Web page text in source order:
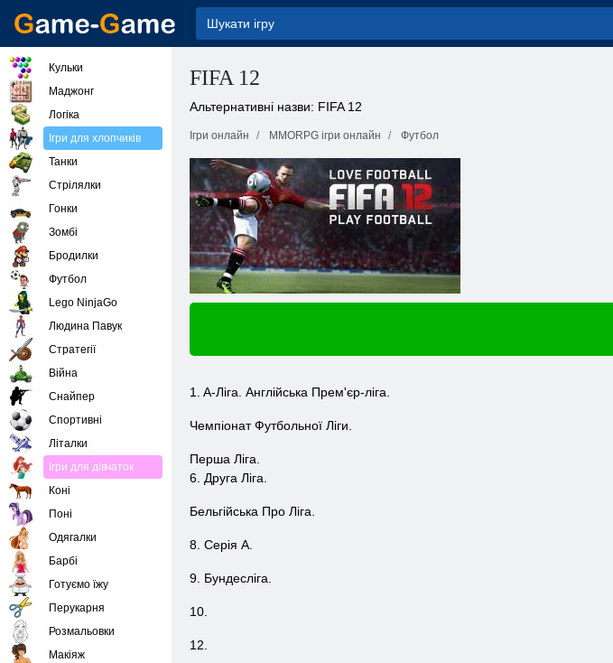
FIFA 12
Альтернативні назви: FIFA 12
Ігри онлайн MMORPG ігри онлайн Футбол
1. A-Ліга. Англійська Прем'єр-ліга.
Чемпіонат Футбольної Ліги.
Перша Ліга.
6. Друга Ліга.
Бельгійська Про Ліга.
8. Серія А.
9. Бундесліга.
10.
12.
Кульки
Маджонг
Логіка
Ігри для хлопчиків
Танки
Стрілялки
Гонки
Зомбі
Бродилки
Футбол
Lego NinjaGo
Людина Павук
Стратегії
Війна
Снайпер
Спортивні
Літалки
Ігри для дівчаток
Коні
Поні
Одягалки
Барбі
Готуємо їжу
Перукарня
Розмальовки
Макіяж